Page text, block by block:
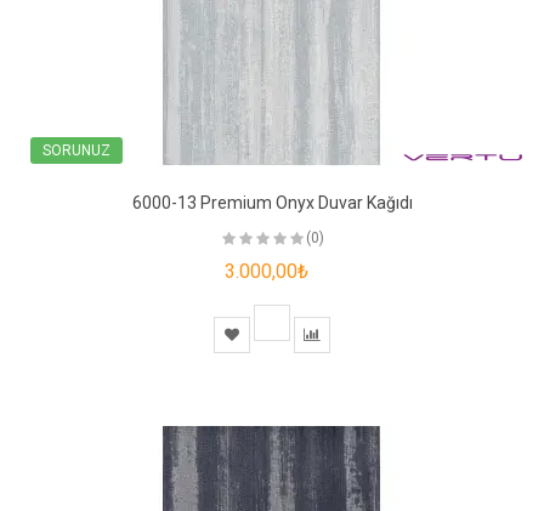
SORUNUZ
6000-13 Premium Onyx Duvar Kağıdı
(0)
3.000,00₺